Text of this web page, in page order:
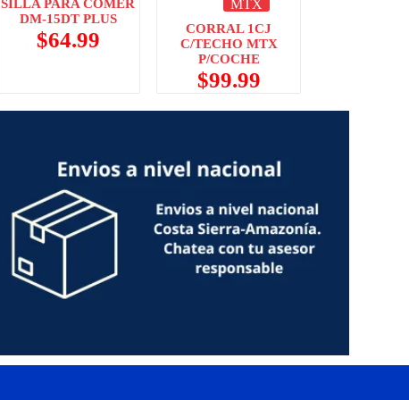
SILLA PARA COMER
DM-15DT PLUS
$64.99
MTX
CORRAL 1CJ
C/TECHO MTX
P/COCHE
$99.99